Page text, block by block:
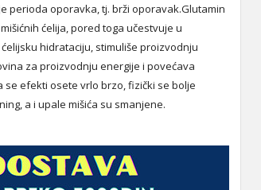
perioda oporavka, tj. brži oporavak.Glutamin
ćelija, pored toga učestvuje u
hidrataciju, stimuliše proizvodnju
za proizvodnju energije i povećava
efekti osete vrlo brzo, fizički se bolje
a i upale mišića su smanjene.